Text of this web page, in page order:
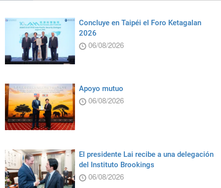
Concluye en Taipéi el Foro Ketagalan
2026
06/08/2026
Apoyo mutuo
06/08/2026
El presidente Lai recibe a una delegación
del Instituto Brookings
06/08/2026